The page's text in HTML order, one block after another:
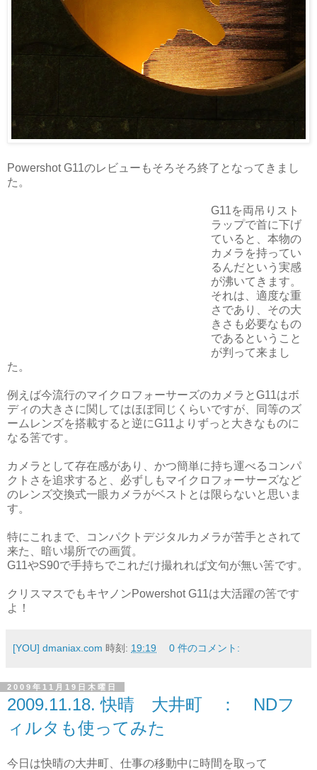
Powershot G11のレビューもそろそろ終了となってきまし
た。
G11を両吊りスト
ラップで首に下げ
ていると、本物の
カメラを持ってい
るんだという実感
が沸いてきます。
それは、適度な重
さであり、その大
きさも必要なもの
であるということ
が判って来まし
た。
例えば今流行のマイクロフォーサーズのカメラとG11はボ
ディの大きさに関してはほぼ同じくらいですが、同等のズ
ームレンズを搭載すると逆にG11よりずっと大きなものに
なる筈です。
カメラとして存在感があり、かつ簡単に持ち運べるコンパ
クトさを追求すると、必ずしもマイクロフォーサーズなど
のレンズ交換式一眼カメラがベストとは限らないと思いま
す。
特にこれまで、コンパクトデジタルカメラが苦手とされて
来た、暗い場所での画質。
G11やS90で手持ちでこれだけ撮れれば文句が無い筈です。
クリスマスでもキヤノンPowershot G11は大活躍の筈です
よ！
[YOU] dmaniax.com 時刻: 19:19 0 件のコメント:
2009年11月19日木曜日
2009.11.18. 快晴 大井町 ： NDフ
ィルタも使ってみた
今日は快晴の大井町、仕事の移動中に時間を取って